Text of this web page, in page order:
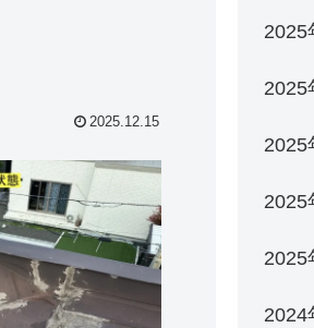
2025.12.15
2025
2025
2025
2025
2025
2024